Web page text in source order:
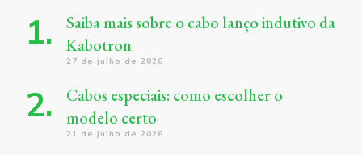
Saiba mais sobre o cabo lanço indutivo da
Kabotron
27 de julho de 2026
Cabos especiais: como escolher o
modelo certo
21 de julho de 2026